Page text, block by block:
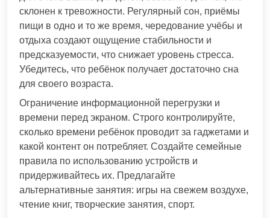
склонен к тревожности. Регулярный сон, приёмы
пищи в одно и то же время, чередование учёбы и
отдыха создают ощущение стабильности и
предсказуемости, что снижает уровень стресса.
Убедитесь, что ребёнок получает достаточно сна
для своего возраста.
Ограничение информационной перегрузки и
времени перед экраном. Строго контролируйте,
сколько времени ребёнок проводит за гаджетами и
какой контент он потребляет. Создайте семейные
правила по использованию устройств и
придерживайтесь их. Предлагайте
альтернативные занятия: игры на свежем воздухе,
чтение книг, творческие занятия, спорт.